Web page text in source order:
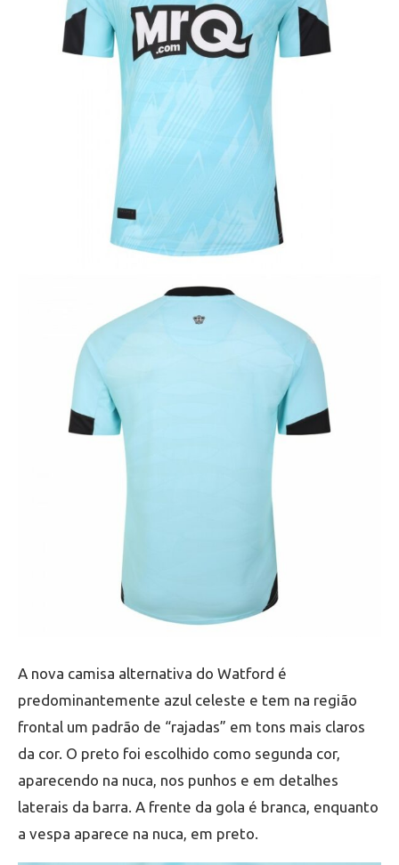
A nova camisa alternativa do Watford é
predominantemente azul celeste e tem na região
frontal um padrão de “rajadas” em tons mais claros
da cor. O preto foi escolhido como segunda cor,
aparecendo na nuca, nos punhos e em detalhes
laterais da barra. A frente da gola é branca, enquanto
a vespa aparece na nuca, em preto.